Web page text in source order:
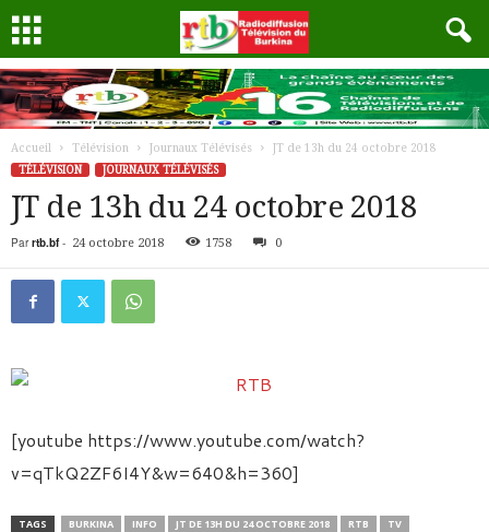
Accueil Télévision Journaux Télévisés
JT de 13h du 24 octobre 2018
TÉLÉVISION
JOURNAUX TÉLÉVISÉS
JT de 13h du 24 octobre 2018
Par rtb.bf- 24 octobre 2018 1758 0
[youtube https://www.youtube.com/watch?
v=qTkQ2ZF6I4Y&w=640&h=360]
TAGS BURKINA INFO JT DE 13H DU 24 OCTOBRE 2018 RTB TV